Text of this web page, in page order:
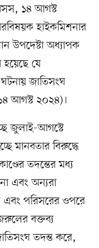
১৪ আগস্ট
হাইকমিশনার
উপদেষ্টা অধ্যাপক
যে
জাতিসংঘ
আগস্ট ২০২৪)।
জুলাই-আগস্টে
মানবতার বিরুদ্ধে
তদন্তের মধ্য
এবং অন্যরা
এবং পরিসরের ওপরে
বক্তব্য
জাতিসংঘ তদন্ত করে,